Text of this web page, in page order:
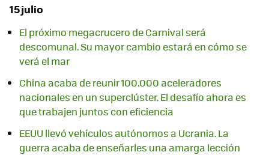
15 julio
El próximo megacrucero de Carnival será
descomunal. Su mayor cambio estará en cómo se
verá el mar
China acaba de reunir 100.000 aceleradores
nacionales en un superclúster. El desafío ahora es
que trabajen juntos con eficiencia
EEUU llevó vehículos autónomos a Ucrania. La
guerra acaba de enseñarles una amarga lección